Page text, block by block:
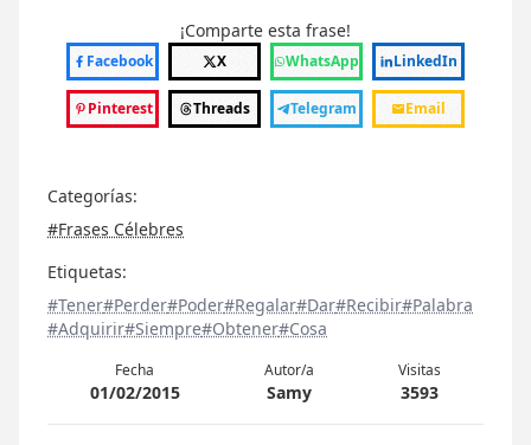
¡Comparte esta frase!
Facebook X WhatsApp LinkedIn
Pinterest Threads Telegram Email
Categorías:
#Frases Célebres
Etiquetas:
#Tener#Perder#Poder#Regalar#Dar#Recibir#Palabra
#Adquirir#Siempre#Obtener#Cosa
Fecha
01/02/2015
Autor/a
Samy
Visitas
3593